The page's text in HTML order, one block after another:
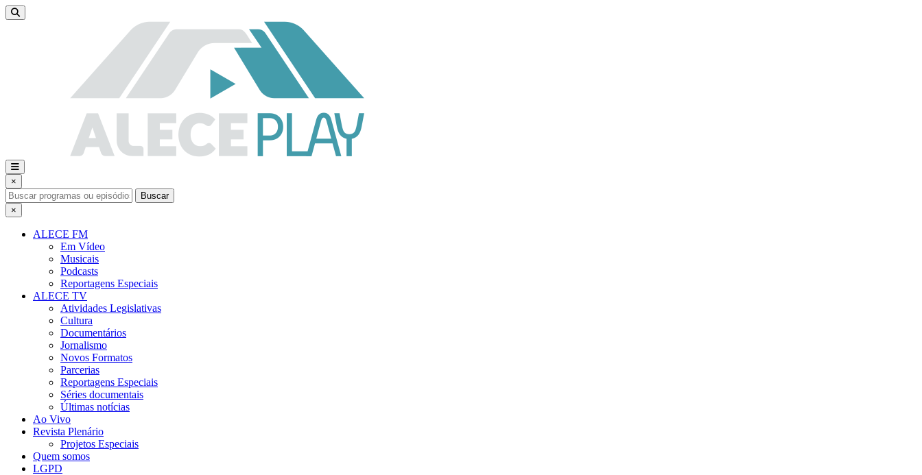
×
Buscar
×
ALECE FM
Em Vídeo
Musicais
Podcasts
Reportagens Especiais
ALECE TV
Atividades Legislativas
Cultura
Documentários
Jornalismo
Novos Formatos
Parcerias
Reportagens Especiais
Séries documentais
Últimas notícias
Ao Vivo
Revista Plenário
Projetos Especiais
Quem somos
LGPD